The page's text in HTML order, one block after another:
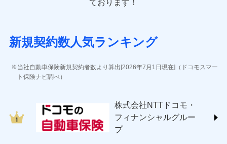
AIG損害保険株式会社 (https://www.aig.co.jp/sonpo)
ジェイアイ傷害火災保険株式会社
ソニー損害保険株式会社
(https://www.sonysonpo.co.jp/)
ＳＯＭＰＯダイレクト損害保険株式会社
(https://www.sompo-direct.co.jp/)
チューリッヒ保険会社 (https://www.zurich.co.jp/)
ております！
新規契約数人気ランキング
当社自動車保険新規契約者数より算出[2026年7月1日現在]（ドコモスマー
ト保険ナビ調べ）
株式会社NTTドコモ・
フィナンシャルグルー
プ